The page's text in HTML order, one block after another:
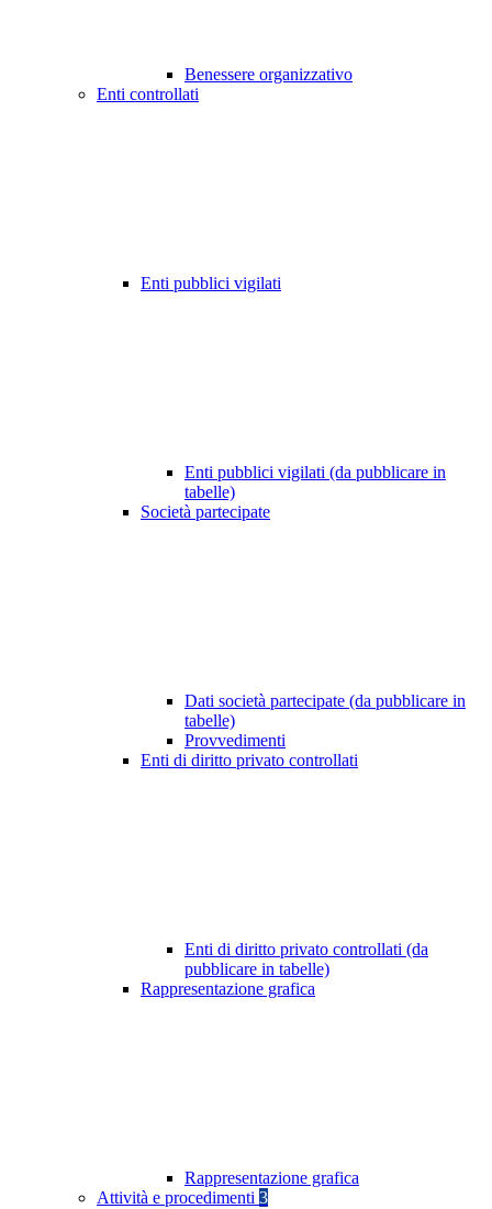
Benessere organizzativo
Enti controllati
Enti pubblici vigilati
Enti pubblici vigilati (da pubblicare in
tabelle)
Società partecipate
Dati società partecipate (da pubblicare in
tabelle)
Provvedimenti
Enti di diritto privato controllati
Enti di diritto privato controllati (da
pubblicare in tabelle)
Rappresentazione grafica
Rappresentazione grafica
Attività e procedimenti 3